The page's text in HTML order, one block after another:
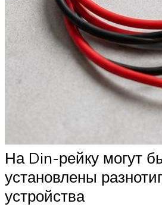
На Din-рейку могут
установлены
устройства